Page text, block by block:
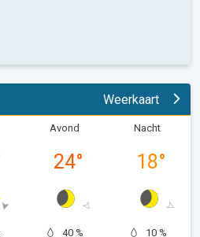
Weerkaart
Avond
24°
40 %
Nacht
18°
10 %